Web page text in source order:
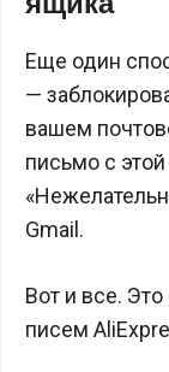
Еще один
—
вашем
письмо с
Gmail.
Вот и все.
писем